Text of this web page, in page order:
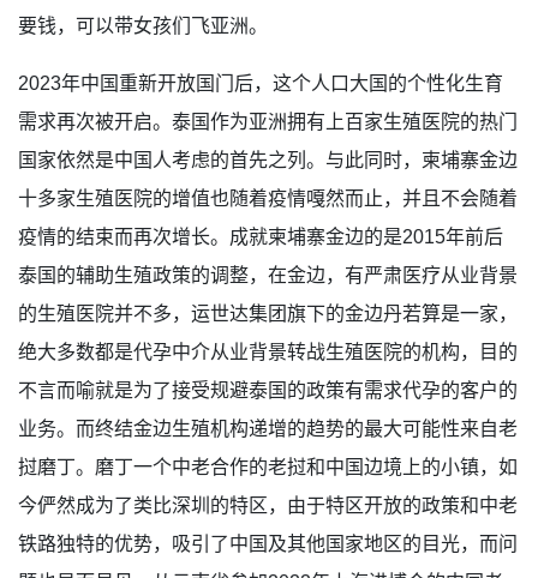
要钱，可以带女孩们飞亚洲。
2023年中国重新开放国门后，这个人口大国的个性化生育
需求再次被开启。泰国作为亚洲拥有上百家生殖医院的热门
国家依然是中国人考虑的首先之列。与此同时，柬埔寨金边
十多家生殖医院的增值也随着疫情嘎然而止，并且不会随着
疫情的结束而再次增长。成就柬埔寨金边的是2015年前后
泰国的辅助生殖政策的调整，在金边，有严肃医疗从业背景
的生殖医院并不多，运世达集团旗下的金边丹若算是一家，
绝大多数都是代孕中介从业背景转战生殖医院的机构，目的
不言而喻就是为了接受规避泰国的政策有需求代孕的客户的
业务。而终结金边生殖机构递增的趋势的最大可能性来自老
挝磨丁。磨丁一个中老合作的老挝和中国边境上的小镇，如
今俨然成为了类比深圳的特区，由于特区开放的政策和中老
铁路独特的优势，吸引了中国及其他国家地区的目光，而问